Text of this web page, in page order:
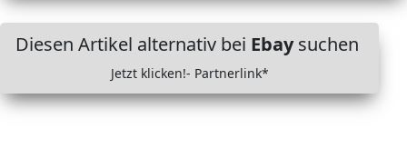
Diesen Artikel alternativ bei Ebaysuchen
Jetzt klicken!- Partnerlink*